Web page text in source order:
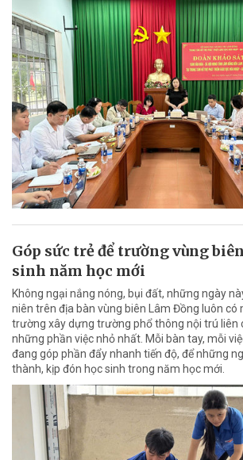
Góp sức trẻ để trường vùng
sinh năm học mới
Không ngại nắng nóng, bụi đất, những ngày
niên trên địa bàn vùng biên Lâm Đồng luôn có
trường xây dựng trường phổ thông nội trú liên
những phần việc nhỏ nhất. Mỗi bàn tay, mỗi
đang góp phần đẩy nhanh tiến độ, để những
thành, kịp đón học sinh trong năm học mới.